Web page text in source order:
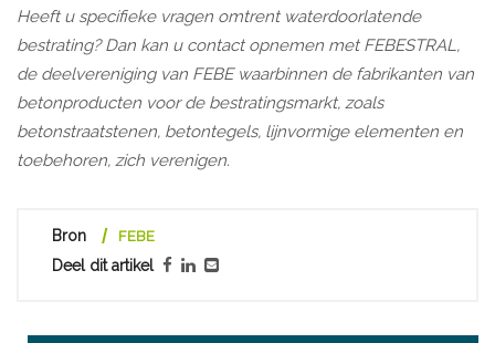
Heeft u specifieke vragen omtrent waterdoorlatende
bestrating? Dan kan u contact opnemen met FEBESTRAL,
de deelvereniging van FEBE waarbinnen de fabrikanten van
betonproducten voor de bestratingsmarkt, zoals
betonstraatstenen, betontegels, lijnvormige elementen en
toebehoren, zich verenigen.
Bron FEBE
Deel dit artikel